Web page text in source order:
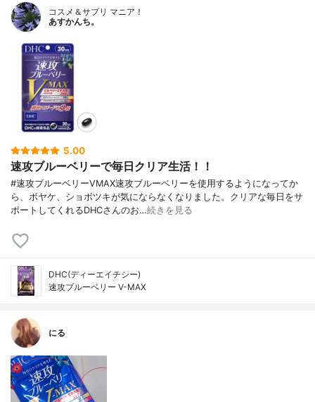
コスメ＆サプリ マニア！
あすかんち。
5.00
速攻ブルーベリーで毎日クリア生活！！
#速攻ブルーベリーVMAX速攻ブルーベリーを使用するようになってか
ら、ボヤケ、ショボツキが気にならなくなりました。クリアな毎日をサ
ポートしてくれるDHCさんのお…続きを見る
DHC(ディーエイチシー)
速攻ブルーベリー V-MAX
にる